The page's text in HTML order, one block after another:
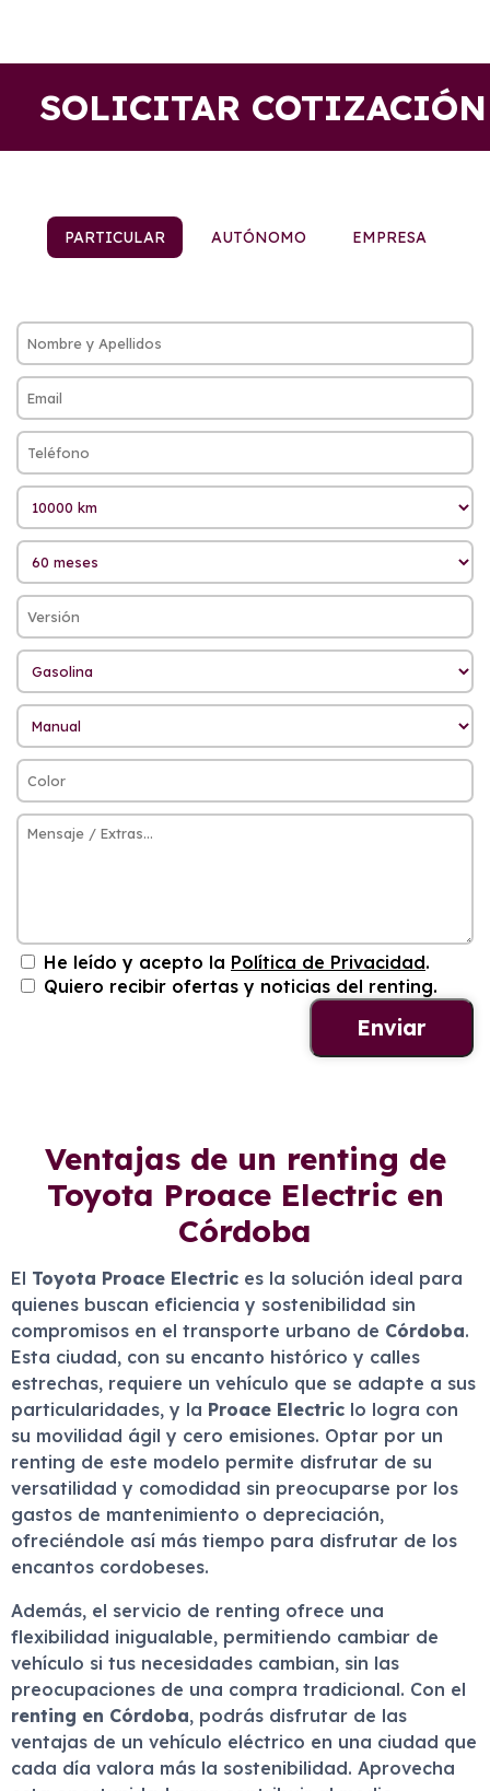
SOLICITAR COTIZACIÓN
PARTICULAR AUTÓNOMO EMPRESA
He leído y acepto la Política de Privacidad.
Quiero recibir ofertas y noticias del renting.
Ventajas de un renting de
Toyota Proace Electric en
Córdoba
El Toyota Proace Electric es la solución ideal para
quienes buscan eficiencia y sostenibilidad sin
compromisos en el transporte urbano de Córdoba.
Esta ciudad, con su encanto histórico y calles
estrechas, requiere un vehículo que se adapte a sus
particularidades, y la Proace Electric lo logra con
su movilidad ágil y cero emisiones. Optar por un
renting de este modelo permite disfrutar de su
versatilidad y comodidad sin preocuparse por los
gastos de mantenimiento o depreciación,
ofreciéndole así más tiempo para disfrutar de los
encantos cordobeses.
Además, el servicio de renting ofrece una
flexibilidad inigualable, permitiendo cambiar de
vehículo si tus necesidades cambian, sin las
preocupaciones de una compra tradicional. Con el
renting en Córdoba, podrás disfrutar de las
ventajas de un vehículo eléctrico en una ciudad que
cada día valora más la sostenibilidad. Aprovecha